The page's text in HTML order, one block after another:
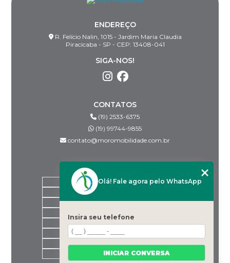
ENDEREÇO
R. Felício Nalin, 1015 - Jardim Maria Claudia
Piracicaba - SP - CEP: 13408-041
SIGA-NOS!
CONTATOS
(19) 2533-6375
(19) 99744-9855
contato@moromobilidade.com.br
HOME
PRODUTOS
DESPACHANTES PARCEIROS
CONTATO
CATEGORIAS
MAPA DO SITE
Olá! Fale agora pelo WhatsApp
Insira seu telefone
INICIAR CONVERSA